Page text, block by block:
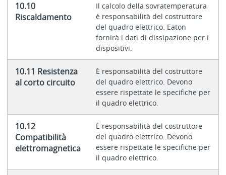
10.10
Riscaldamento
Il calcolo della sovratemperatura
è responsabilità del costruttore
del quadro elettrico. Eaton
fornirà i dati di dissipazione per i
dispositivi.
10.11 Resistenza
al corto circuito
È responsabilità del costruttore
del quadro elettrico. Devono
essere rispettate le specifiche per
il quadro elettrico.
10.12
Compatibilità
elettromagnetica
È responsabilità del costruttore
del quadro elettrico. Devono
essere rispettate le specifiche per
il quadro elettrico.